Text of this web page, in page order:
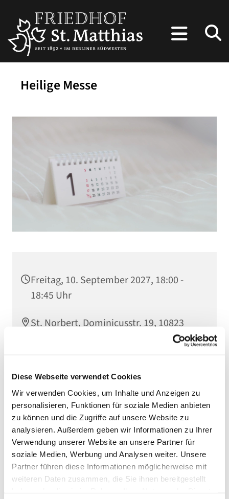
Diese Webseite verwendet Cookies
Wir verwenden Cookies, um Inhalte und Anzeigen zu
personalisieren, Funktionen für soziale Medien anbieten
zu können und die Zugriffe auf unsere Website zu
analysieren. Außerdem geben wir Informationen zu Ihrer
Verwendung unserer Website an unsere Partner für
soziale Medien, Werbung und Analysen weiter. Unsere
Partner führen diese Informationen möglicherweise mit
weiteren Daten zusammen, die Sie ihnen bereitgestellt
Heilige Messe
Freitag, 10. September 2027, 18:00 -
18:45 Uhr
St. Norbert, Dominicusstr. 19, 10823